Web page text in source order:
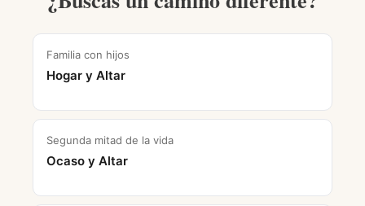
Familia con hijos
Hogar y Altar
Segunda mitad de la vida
Ocaso y Altar